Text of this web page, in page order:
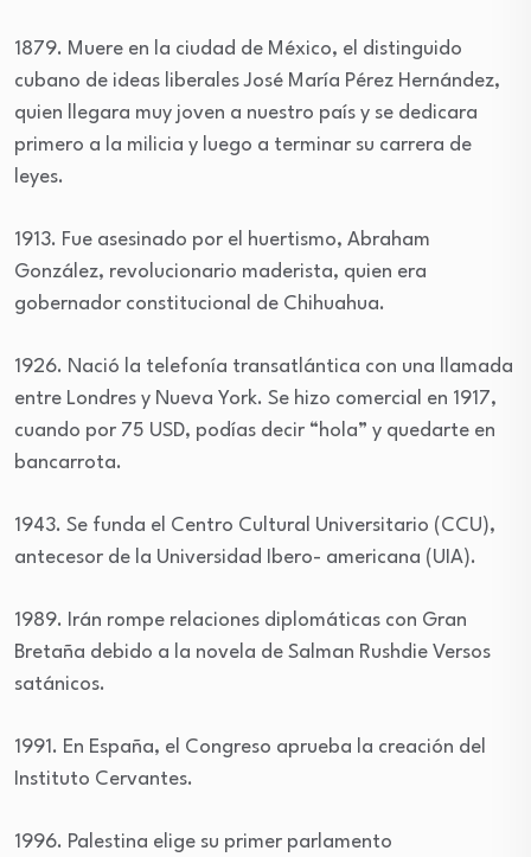
1879. Muere en la ciudad de México, el distinguido
cubano de ideas liberales José María Pérez Hernández,
quien llegara muy joven a nuestro país y se dedicara
primero a la milicia y luego a terminar su carrera de
leyes.
1913. Fue asesinado por el huertismo, Abraham
González, revolucionario maderista, quien era
gobernador constitucional de Chihuahua.
1926. Nació la telefonía transatlántica con una llamada
entre Londres y Nueva York. Se hizo comercial en 1917,
cuando por 75 USD, podías decir “hola” y quedarte en
bancarrota.
1943. Se funda el Centro Cultural Universitario (CCU),
antecesor de la Universidad Ibero- americana (UIA).
1989. Irán rompe relaciones diplomáticas con Gran
Bretaña debido a la novela de Salman Rushdie Versos
satánicos.
1991. En España, el Congreso aprueba la creación del
Instituto Cervantes.
1996. Palestina elige su primer parlamento